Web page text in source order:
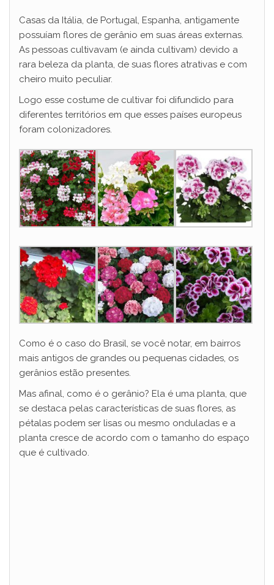
Casas da Itália, de Portugal, Espanha, antigamente
possuíam flores de gerânio em suas áreas externas.
As pessoas cultivavam (e ainda cultivam) devido a
rara beleza da planta, de suas flores atrativas e com
cheiro muito peculiar.
Logo esse costume de cultivar foi difundido para
diferentes territórios em que esses países europeus
foram colonizadores.
Como é o caso do Brasil, se você notar, em bairros
mais antigos de grandes ou pequenas cidades, os
gerânios estão presentes.
Mas afinal, como é o gerânio? Ela é uma planta, que
se destaca pelas características de suas flores, as
pétalas podem ser lisas ou mesmo onduladas e a
planta cresce de acordo com o tamanho do espaço
que é cultivado.